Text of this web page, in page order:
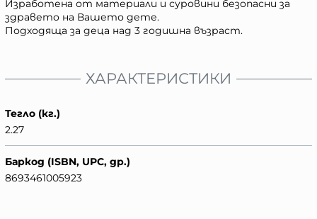
Изработена от материали и суровини безопасни за
здравето на Вашето дете.
Подходяща за деца над 3 годишна възраст.
ХАРАКТЕРИСТИКИ
Тегло (кг.)
2.27
Баркод (ISBN, UPC, др.)
8693461005923